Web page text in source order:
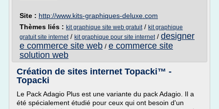
Site : http://www.kits-graphiques-deluxe.com
Thèmes liés : kit graphique site web gratuit/ kit graphique
gratuit site internet/ kit graphique pour site internet/ designer
e commerce site web / e commerce site
solution web
Création de sites internet Topacki™ -
Topacki
Le Pack Adagio Plus est une variante du pack Adagio. Il a
été spécialement étudié pour ceux qui ont besoin d'un